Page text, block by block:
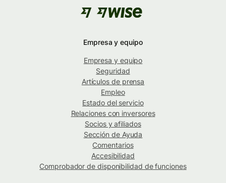
Empresa y equipo
Empresa y equipo
Seguridad
Artículos de prensa
Empleo
Estado del servicio
Relaciones con inversores
Socios y afiliados
Sección de Ayuda
Comentarios
Accesibilidad
Comprobador de disponibilidad de funciones